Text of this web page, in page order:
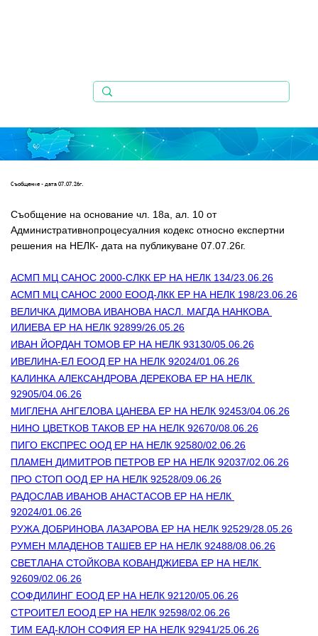
Съобщениe - дата 07.07.26г.
Съобщение на основание чл. 18а, ал. 10 от
Административнопроцесуалния кодекс относно експертни
решения на НЕЛК- дата на публикуване 07.07.26г.
АСМП МЦ САНОС 2000-СЛКК ЕР НА НЕЛК 134/23.06.26
АСМП МЦ САНОС 2000 ЕООД-ЛКК ЕР НА НЕЛК 198/23.06.26
ВЕЛИЧКА ДИМОВА ИВАНОВА НАСЛ. МАГДА НАНКОВА
ИЛИЕВА ЕР НА НЕЛК 92899/26.05.26
ИВАН ЙОРДАН ТОМОВ ЕР НА НЕЛК 93130/05.06.26
ИВЕЛИНА-ЕЛ ЕООД ЕР НА НЕЛК 92024/01.06.26
КАЛИНКА АЛЕКСАНДРОВА ДЕРЕКОВА ЕР НА НЕЛК
92905/04.06.26
МИГЛЕНА АНГЕЛОВА ЦАНЕВА ЕР НА НЕЛК 92453/04.06.26
НИНО ЦВЕТКОВ ТАКОВ ЕР НА НЕЛК 92670/08.06.26
ПИГО ЕКСПРЕС ООД ЕР НА НЕЛК 92580/02.06.26
ПЛАМЕН ДИМИТРОВ ПЕТРОВ ЕР НА НЕЛК 92037/02.06.26
ПРО СТОП ООД ЕР НА НЕЛК 92528/09.06.26
РАДОСЛАВ ИВАНОВ АНАСТАСОВ ЕР НА НЕЛК
92024/01.06.26
РУЖА ДОБРИНОВА ЛАЗАРОВА ЕР НА НЕЛК 92529/28.05.26
РУМЕН МЛАДЕНОВ ТАШЕВ ЕР НА НЕЛК 92488/08.06.26
СВЕТЛАНА СТОЙКОВА КОВАНДЖИЕВА ЕР НА НЕЛК
92609/02.06.26
СОФДИЛИНГ ЕООД ЕР НА НЕЛК 92120/05.06.26
СТРОИТЕЛ ЕООД ЕР НА НЕЛК 92598/02.06.26
ТИМ ЕАД-КЛОН СОФИЯ ЕР НА НЕЛК 92941/25.06.26